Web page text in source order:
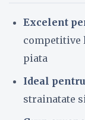
Excelent
competitive
piata
Ideal
strainatate